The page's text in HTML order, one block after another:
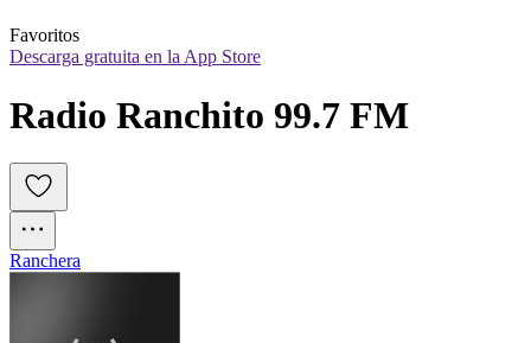
Favoritos
Descarga gratuita en la App Store
Radio Ranchito 99.7 FM
Ranchera